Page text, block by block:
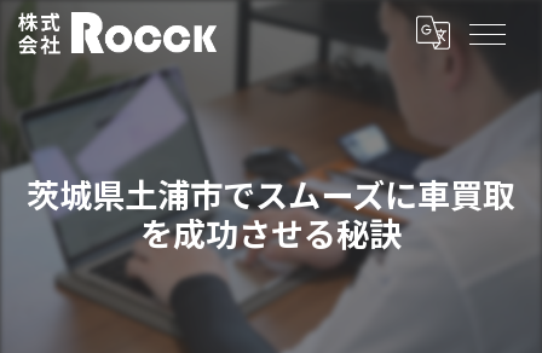
茨城県土浦市でスムーズに車買取
を成功させる秘訣